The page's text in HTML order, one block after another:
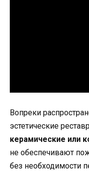
Вопреки
эстетические
керамические или
не обеспечивают
без необходимости